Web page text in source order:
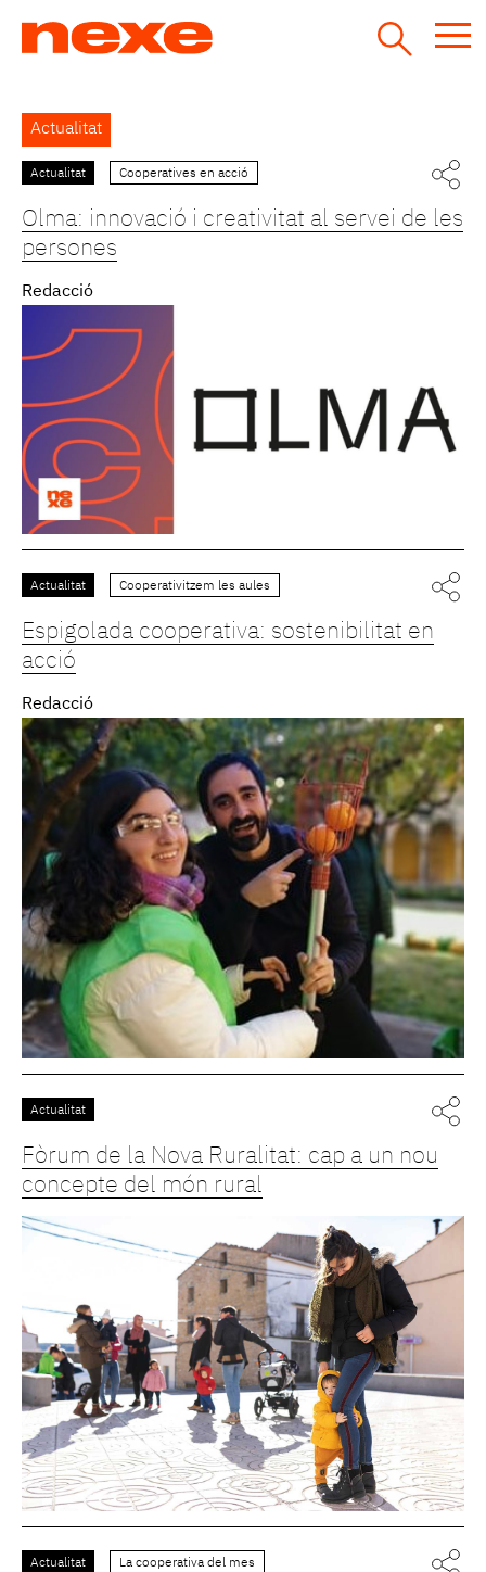
Back
to
top
Actualitat
Actualitat Cooperatives en acció
Olma: innovació i creativitat al servei de les
persones
Redacció
Actualitat Cooperativitzem les aules
Espigolada cooperativa: sostenibilitat en
acció
Redacció
Actualitat
Fòrum de la Nova Ruralitat: cap a un nou
concepte del món rural
Actualitat La cooperativa del mes
Pàgines